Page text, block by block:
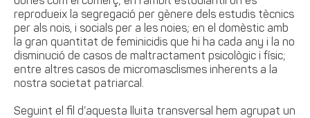
reprodueix la segregació per gènere dels estudis tècnics
per als nois, i socials per a les noies; en el domèstic amb
la gran quantitat de feminicidis que hi ha cada any i la no
disminució de casos de maltractament psicològic i físic;
entre altres casos de micromasclismes inherents a la
nostra societat patriarcal.
Seguint el fil d’aquesta lluita transversal hem agrupat un